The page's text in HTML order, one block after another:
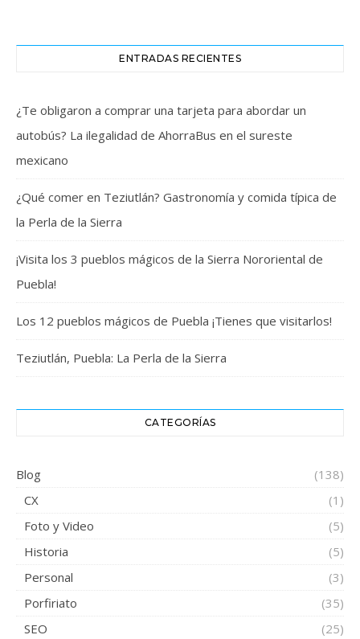
ENTRADAS RECIENTES
¿Te obligaron a comprar una tarjeta para abordar un
autobús? La ilegalidad de AhorraBus en el sureste
mexicano
¿Qué comer en Teziutlán? Gastronomía y comida típica de
la Perla de la Sierra
¡Visita los 3 pueblos mágicos de la Sierra Nororiental de
Puebla!
Los 12 pueblos mágicos de Puebla ¡Tienes que visitarlos!
Teziutlán, Puebla: La Perla de la Sierra
CATEGORÍAS
Blog
(138)
CX
(1)
Foto y Video
(5)
Historia
(5)
Personal
(3)
Porfiriato
(35)
SEO
(25)